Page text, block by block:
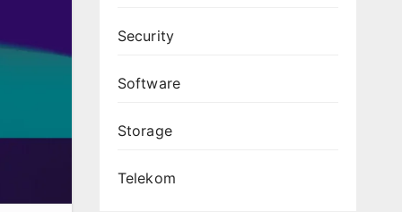
Security
Software
Storage
Telekom